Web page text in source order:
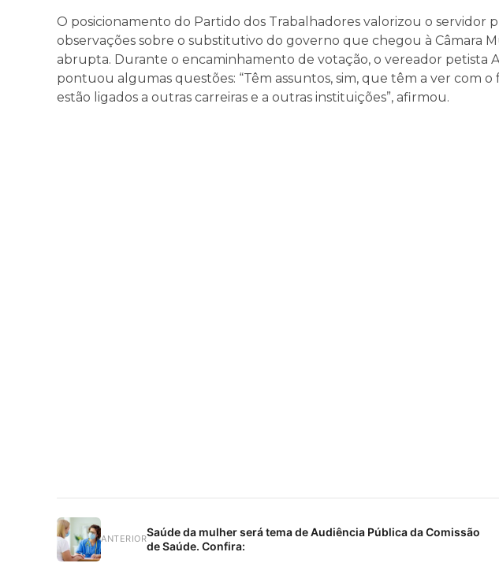
O posicionamento do Partido dos Trabalhadores valorizou o servidor
observações sobre o substitutivo do governo que chegou à Câmara
abrupta. Durante o encaminhamento de votação, o vereador petista
pontuou algumas questões: “Têm assuntos, sim, que têm a ver com o
estão ligados a outras carreiras e a outras instituições”, afirmou.
ANTERIORSaúde da mulher será tema de Audiência Pública da Comissão
de Saúde. Confira: